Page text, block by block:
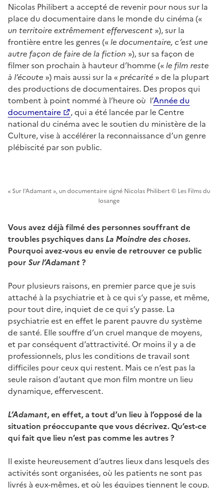
Nicolas Philibert a accepté de revenir pour nous sur la
place du documentaire dans le monde du cinéma («
un territoire extrêmement effervescent »), sur la
frontière entre les genres («le documentaire, c’est une
autre façon de faire de la fiction »), sur sa façon de
filmer son prochain à hauteur d’homme («le film reste
à l’écoute ») mais aussi sur la «précarité » de la plupart
des productions de documentaires. Des propos qui
tombent à point nommé à l’heure où l’Année du
documentaire
, qui a été lancée par le Centre
national du cinéma avec le soutien du ministère de la
Culture, vise à accélérer la reconnaissance d’un genre
plébiscité par son public.
« Sur l’Adamant », un documentaire signé Nicolas Philibert © Les Films du
losange
Vous avez déjà filmé des personnes souffrant de
troubles psychiques dans La Moindre des choses.
Pourquoi avez-vous eu envie de retrouver ce public
pour Sur l’Adamant?
Pour plusieurs raisons, en premier parce que je suis
attaché à la psychiatrie et à ce qui s’y passe, et même,
pour tout dire, inquiet de ce qui s’y passe. La
psychiatrie est en effet le parent pauvre du système
de santé. Elle souffre d’un cruel manque de moyens,
et par conséquent d’attractivité. Or moins il y a de
professionnels, plus les conditions de travail sont
difficiles pour ceux qui restent. Mais ce n’est pas la
seule raison d’autant que mon film montre un lieu
dynamique, effervescent.
L’Adamant, en effet, a tout d’un lieu à l’opposé de la
situation préoccupante que vous décrivez. Qu’est-ce
qui fait que lieu n’est pas comme les autres ?
Il existe heureusement d’autres lieux dans lesquels des
activités sont organisées, où les patients ne sont pas
livrés à eux-mêmes, et où les équipes tiennent le coup.